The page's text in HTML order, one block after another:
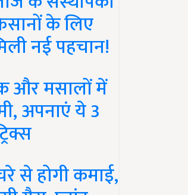
के लिए
नई पहचान!
और मसालों में
अपनाएं ये 3
से होगी कमाई,